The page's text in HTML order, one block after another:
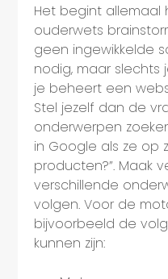
Het begint
ouderwets
geen ingewikkelde
nodig, maar slechts
je beheert een
Stel jezelf dan de
onderwerpen
in Google als ze op
producten?”. Maak
verschillende
volgen. Voor de
bijvoorbeeld de
kunnen zijn: